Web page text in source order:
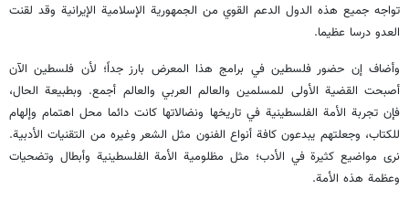
تواجه جميع هذه الدول الدعم القوي من الجمهورية الإسلامية الإيرانية وقد لقنت
العدو درسا عظيما.
وأضاف إن حضور فلسطين في برامج هذا المعرض بارز جداً؛ لأن فلسطين الآن
أصبحت القضية الأولى للمسلمين والعالم العربي والعالم أجمع. وبطبيعة الحال،
فإن تجربة الأمة الفلسطينية في تاريخها ونضالاتها كانت دائما محل اهتمام وإلهام
للكتاب، وجعلتهم يبدعون كافة أنواع الفنون مثل الشعر وغيره من التقنيات الأدبية.
نرى مواضيع كثيرة في الأدب؛ مثل مظلومية الأمة الفلسطينية وأبطال وتضحيات
وعظمة هذه الأمة.